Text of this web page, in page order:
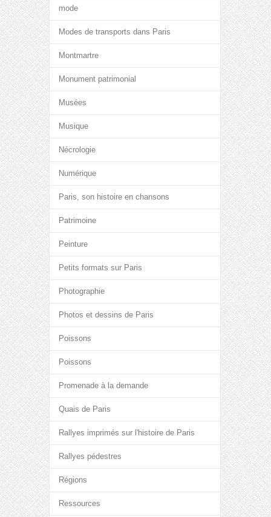
mode
Modes de transports dans Paris
Montmartre
Monument patrimonial
Musées
Musique
Nécrologie
Numérique
Paris, son histoire en chansons
Patrimoine
Peinture
Petits formats sur Paris
Photographie
Photos et dessins de Paris
Poissons
Poissons
Promenade à la demande
Quais de Paris
Rallyes imprimés sur l'histoire de Paris
Rallyes pédestres
Régions
Ressources